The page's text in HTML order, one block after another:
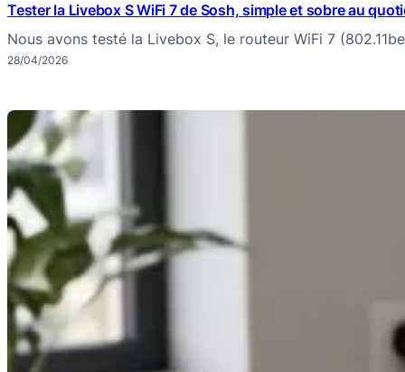
Tester la Livebox S WiFi 7 de Sosh, simple et sobre au
Nous avons testé la Livebox S, le routeur WiFi 7
28/04/2026